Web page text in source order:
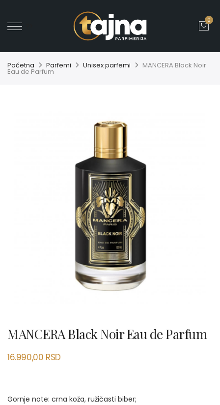
0
Početna Parfemi Unisex parfemi MANCERA Black Noir
Eau de Parfum
MANCERA Black Noir Eau de Parfum
16.990,00 RSD
Gornje note: crna koža, ružičasti biber;